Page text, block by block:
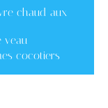
chaud aux
veau
cocotiers